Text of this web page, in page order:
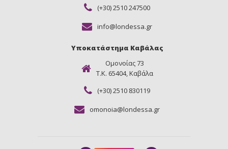
(+30) 2510 247500
info@londessa.gr
Υποκατάστημα Καβάλας
Ομονοίας 73
Τ.Κ. 65404, Καβάλα
(+30) 2510 830119
omonoia@londessa.gr